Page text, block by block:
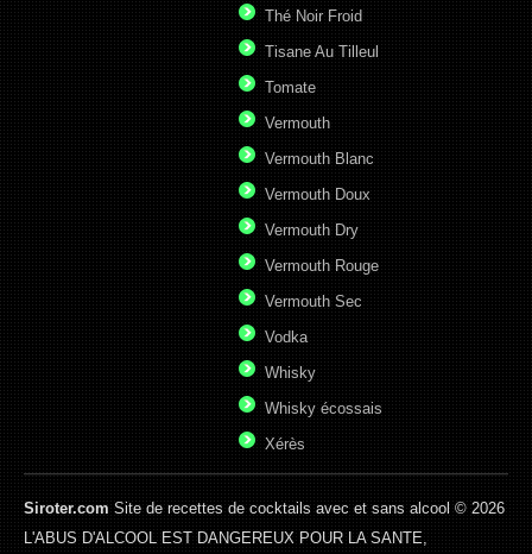
Thé Noir Froid
Tisane Au Tilleul
Tomate
Vermouth
Vermouth Blanc
Vermouth Doux
Vermouth Dry
Vermouth Rouge
Vermouth Sec
Vodka
Whisky
Whisky écossais
Xérès
Siroter.comSite de recettes de cocktails avec et sans alcool © 2026
L'ABUS D'ALCOOL EST DANGEREUX POUR LA SANTE,